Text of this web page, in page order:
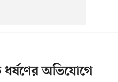
ধর্ষণের অভিযোগে